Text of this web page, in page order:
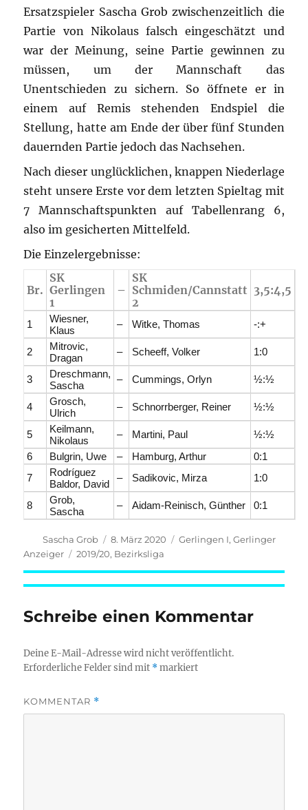
Ersatzspieler Sascha Grob zwischenzeitlich die
Partie von Nikolaus falsch eingeschätzt und
war der Meinung, seine Partie gewinnen zu
müssen, um der Mannschaft das
Unentschieden zu sichern. So öffnete er in
einem auf Remis stehenden Endspiel die
Stellung, hatte am Ende der über fünf Stunden
dauernden Partie jedoch das Nachsehen.
Nach dieser unglücklichen, knappen Niederlage
steht unsere Erste vor dem letzten Spieltag mit
7 Mannschaftspunkten auf Tabellenrang 6,
also im gesicherten Mittelfeld.
Die Einzelergebnisse:
Br.
SK
Gerlingen
1
–
SK
Schmiden/Cannstatt
2
3,5:4,5
1
Wiesner,
Klaus
– Witke, Thomas -:+
2
Mitrovic,
Dragan
– Scheeff, Volker 1:0
3
Dreschmann,
Sascha
– Cummings, Orlyn ½:½
4
Grosch,
Ulrich
– Schnorrberger, Reiner ½:½
5
Keilmann,
Nikolaus
– Martini, Paul
½:½
6
Bulgrin, Uwe – Hamburg, Arthur
0:1
7
Rodríguez
Baldor, David
– Sadikovic, Mirza 1:0
8
Grob,
Sascha
– Aidam-Reinisch, Günther 0:1
Autor
Sascha Grob
Veröffentlicht
am
8. März 2020 Kategorien
Gerlingen I,Gerlinger
Anzeiger
Schlagwörter
2019/20, Bezirksliga
Schreibe einen Kommentar
Deine E-Mail-Adresse wird nicht veröffentlicht.
Erforderliche Felder sind mit *markiert
KOMMENTAR *